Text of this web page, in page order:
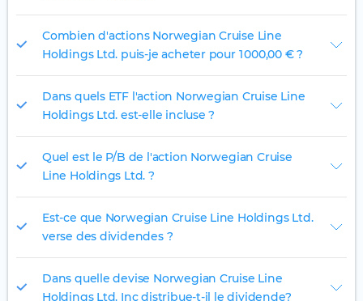
Combien d'actions Norwegian Cruise Line
Holdings Ltd. puis-je acheter pour 1 000,00 € ?
Dans quels ETF l'action Norwegian Cruise Line
Holdings Ltd. est-elle incluse ?
Quel est le P/B de l'action Norwegian Cruise
Line Holdings Ltd. ?
Est-ce que Norwegian Cruise Line Holdings Ltd.
verse des dividendes ?
Dans quelle devise Norwegian Cruise Line
Holdings Ltd. Inc distribue-t-il le dividende?